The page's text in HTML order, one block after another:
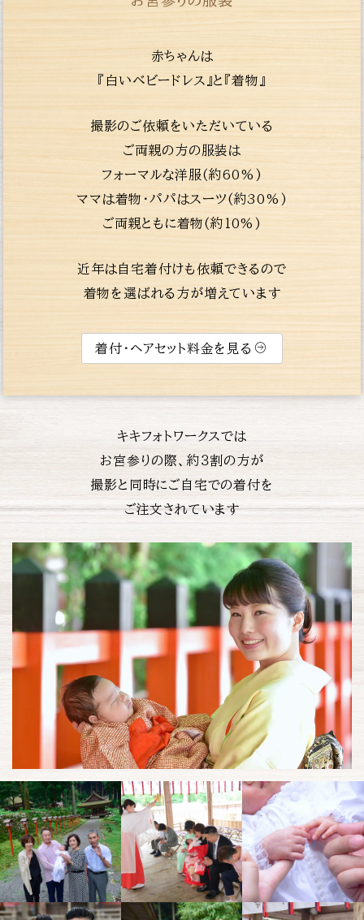
赤ちゃんは
『白いベビードレス』と『着物』
撮影のご依頼をいただいている
ご両親の方の服装は
フォーマルな洋服(約60%)
ママは着物・パパはスーツ(約30%)
ご両親ともに着物(約10%)
近年は自宅着付けも依頼できるので
着物を選ばれる方が増えています
着付・ヘアセット料金を見る
キキフォトワークスでは
お宮参りの際、約３割の方が
撮影と同時にご自宅での着付を
ご注文されています